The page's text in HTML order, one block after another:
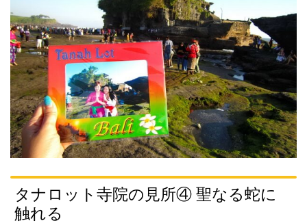
タナロット寺院の見所④ 聖なる蛇に
触れる